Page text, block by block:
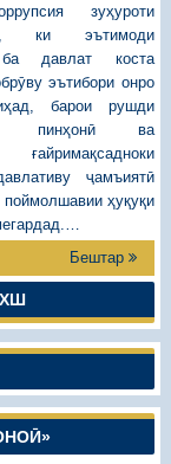
зуҳуроти
ки эътимоди
давлат коста
эътибори онро
барои рушди
пинҳонӣ ва
ҷамъиятӣ
ҳуқуқи
Бештар